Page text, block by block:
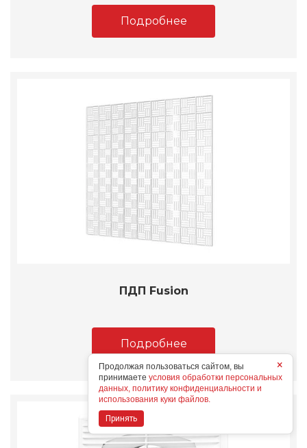
Подробнее
ПДП Fusion
Подробнее
×
Продолжая пользоваться сайтом, вы
принимаете условия обработки персональных
данных, политику конфиденциальности и
использования куки файлов.
Принять